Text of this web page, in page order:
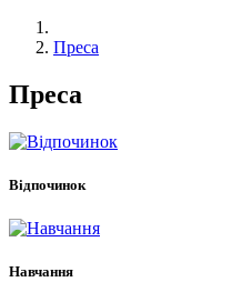
Преса
Преса
Відпочинок
Навчання